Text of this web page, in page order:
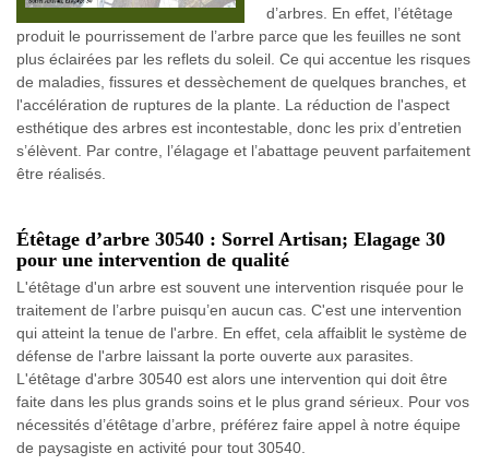
d’arbres. En effet, l’étêtage
produit le pourrissement de l’arbre parce que les feuilles ne sont
plus éclairées par les reflets du soleil. Ce qui accentue les risques
de maladies, fissures et dessèchement de quelques branches, et
l'accélération de ruptures de la plante. La réduction de l'aspect
esthétique des arbres est incontestable, donc les prix d’entretien
s’élèvent. Par contre, l’élagage et l’abattage peuvent parfaitement
être réalisés.
Étêtage d’arbre 30540 : Sorrel Artisan; Elagage 30
pour une intervention de qualité
L'étêtage d'un arbre est souvent une intervention risquée pour le
traitement de l’arbre puisqu’en aucun cas. C'est une intervention
qui atteint la tenue de l'arbre. En effet, cela affaiblit le système de
défense de l'arbre laissant la porte ouverte aux parasites.
L'étêtage d'arbre 30540 est alors une intervention qui doit être
faite dans les plus grands soins et le plus grand sérieux. Pour vos
nécessités d’étêtage d’arbre, préférez faire appel à notre équipe
de paysagiste en activité pour tout 30540.